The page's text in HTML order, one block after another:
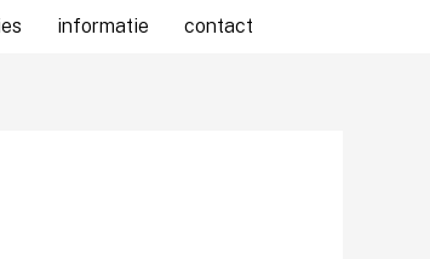
informatie contact